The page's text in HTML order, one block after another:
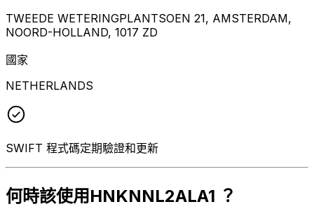
TWEEDE WETERINGPLANTSOEN 21, AMSTERDAM,
NOORD-HOLLAND, 1017 ZD
國家
NETHERLANDS
SWIFT 程式碼定期驗證和更新
何時該使用HNKNNL2ALA1 ？